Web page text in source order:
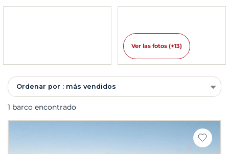
Ver las fotos (+13)
Ordenar por : más vendidos
1 barco encontrado